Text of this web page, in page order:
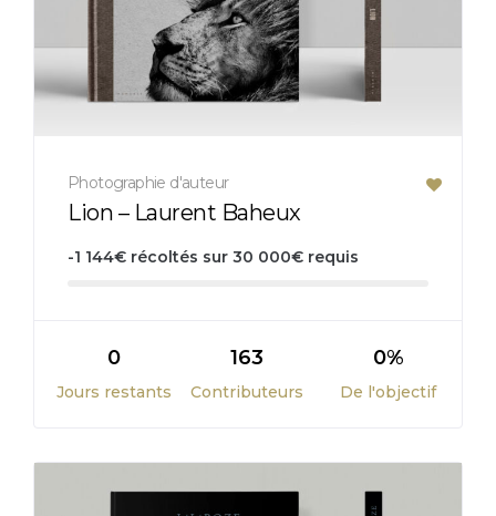
Photographie d'auteur
Lion – Laurent Baheux
-1 144€ récoltés sur 30 000€ requis
0
Jours restants
163
Contributeurs
0%
De l'objectif